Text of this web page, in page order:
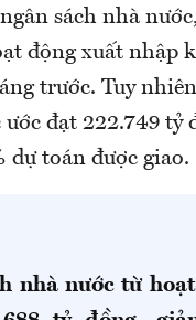
sách nhà
động xuất nhập
trước. Tuy
đạt 222.749 tỷ
dự toán được giao.
nhà nước từ